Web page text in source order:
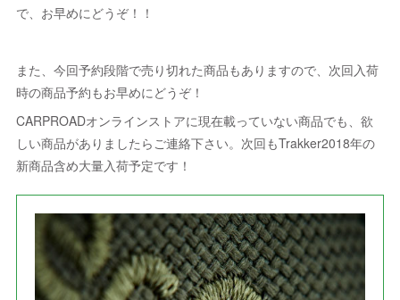
で、お早めにどうぞ！！
また、今回予約段階で売り切れた商品もありますので、次回入荷
時の商品予約もお早めにどうぞ！
CARPROADオンラインストアに現在載っていない商品でも、欲
しい商品がありましたらご連絡下さい。次回もTrakker2018年の
新商品含め大量入荷予定です！